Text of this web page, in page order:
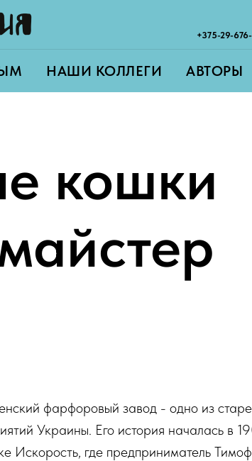
+375-29-
НАШИ КОЛЛЕГИ АВТОРЫ
кошки
фарфоровый завод - одно из
Украины. Его история началась в
Искорость, где предприниматель